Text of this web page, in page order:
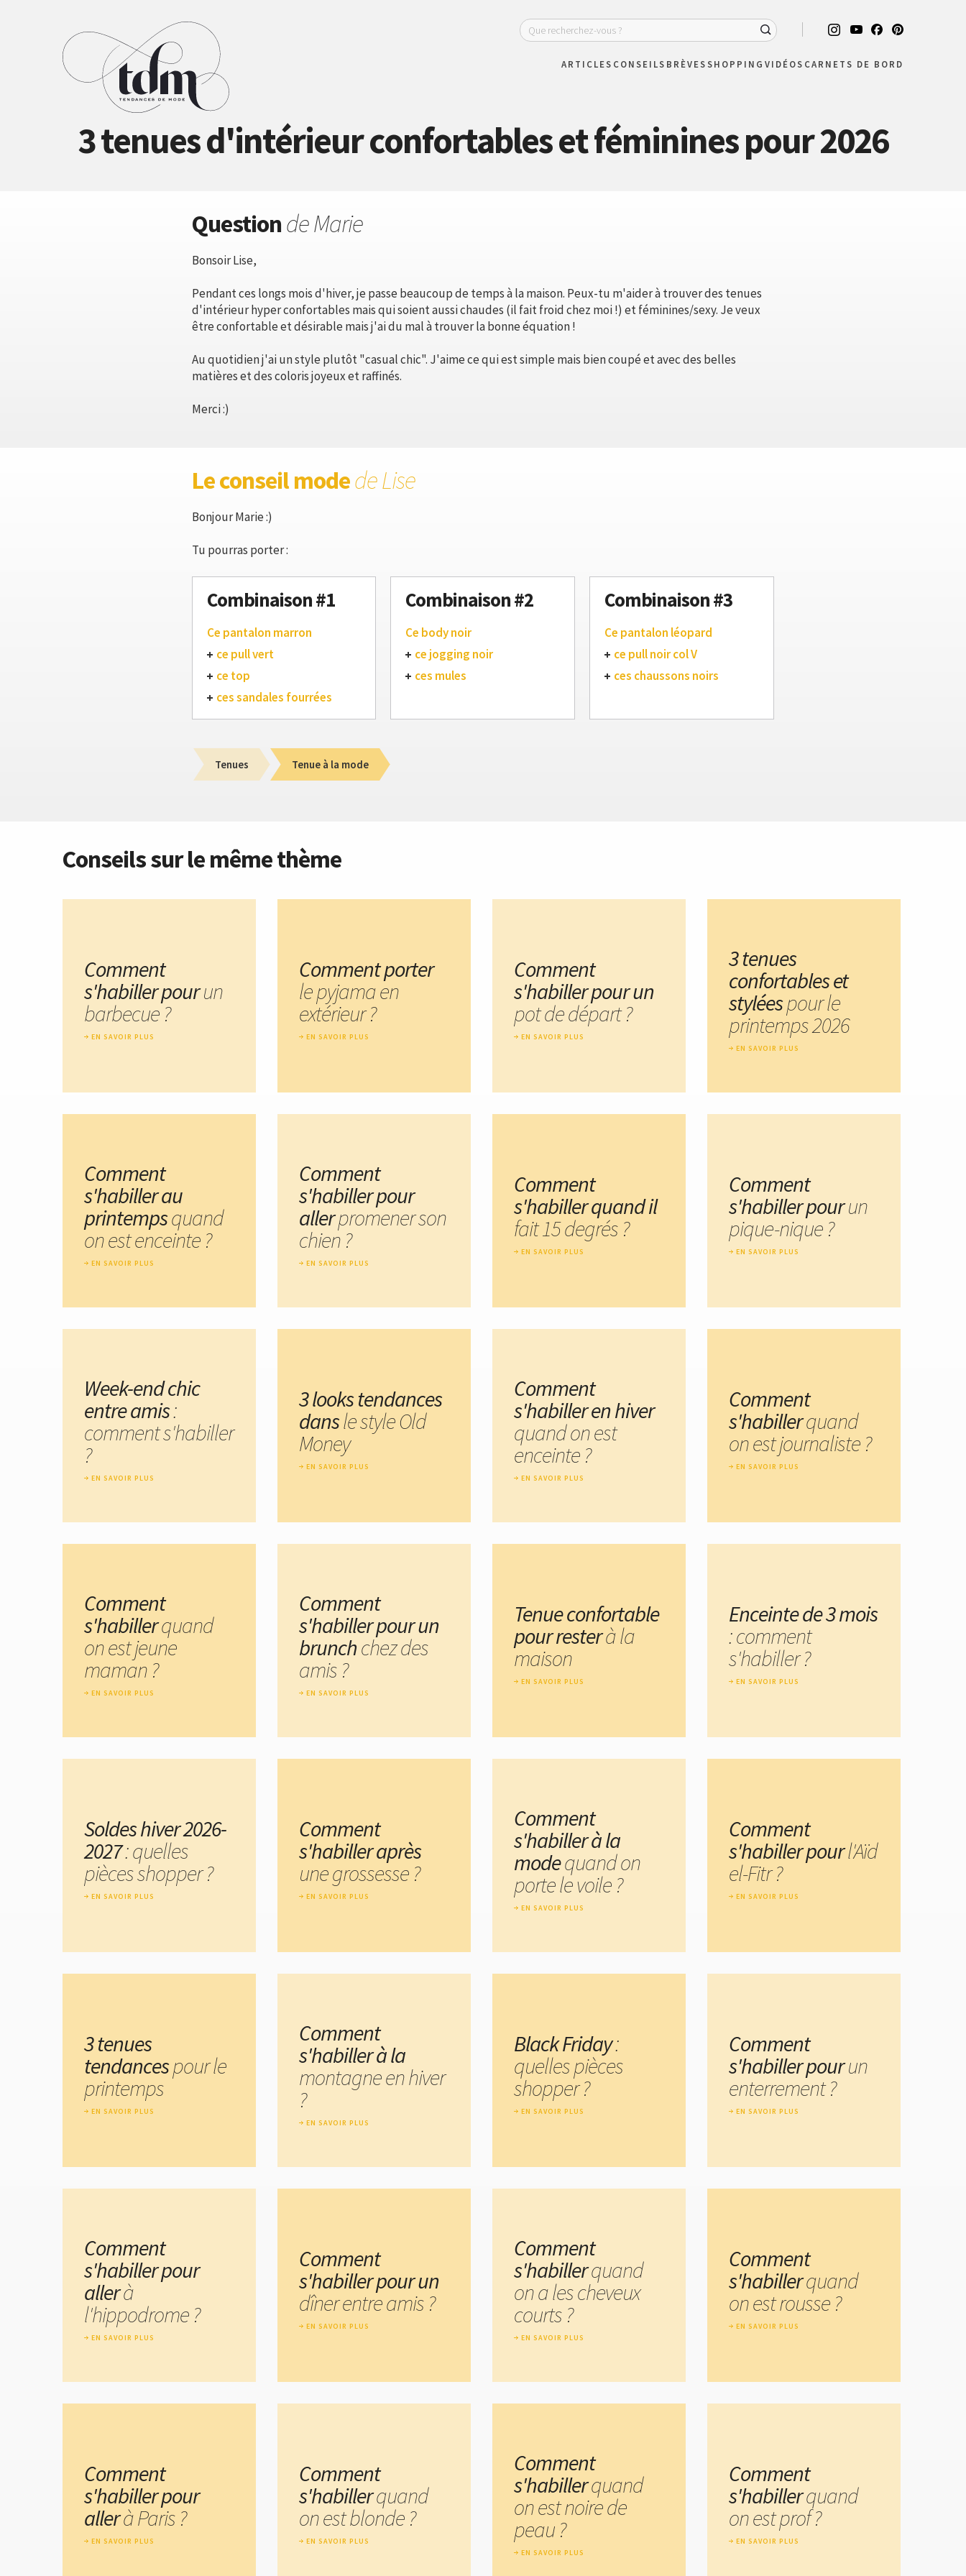
ARTICLES CONSEILS BRÈVESSHOPPING VIDÉOS CARNETS DE BORD
3 tenues d'intérieur confortables et féminines pour 2026
Questionde Marie
Bonsoir Lise,
Pendant ces longs mois d'hiver, je passe beaucoup de temps à la maison. Peux-tu m'aider à trouver des tenues
d'intérieur hyper confortables mais qui soient aussi chaudes (il fait froid chez moi !) et féminines/sexy. Je veux
être confortable et désirable mais j'ai du mal à trouver la bonne équation !
Au quotidien j'ai un style plutôt "casual chic". J'aime ce qui est simple mais bien coupé et avec des belles
matières et des coloris joyeux et raffinés.
Merci :)
Le conseil modede Lise
Bonjour Marie :)
Tu pourras porter :
Combinaison #1
Ce pantalon marron
ce pull vert
ce top
ces sandales fourrées
Combinaison #2
Ce body noir
ce jogging noir
ces mules
Combinaison #3
Ce pantalon léopard
ce pull noir col V
ces chaussons noirs
Tenues Tenue à la mode
Conseils sur le même thème
Comment
s'habiller pourun
barbecue ?
EN SAVOIR PLUS
Comment porter
le pyjama en
extérieur ?
EN SAVOIR PLUS
Comment
s'habiller pour un
pot de départ ?
EN SAVOIR PLUS
3 tenues
confortables et
styléespour le
printemps 2026
EN SAVOIR PLUS
Comment
s'habiller au
printempsquand
on est enceinte ?
EN SAVOIR PLUS
Comment
s'habiller pour
allerpromener son
chien ?
EN SAVOIR PLUS
Comment
s'habiller quand il
fait 15 degrés ?
EN SAVOIR PLUS
Comment
s'habiller pourun
pique-nique ?
EN SAVOIR PLUS
Week-end chic
entre amis:
comment s'habiller
?
EN SAVOIR PLUS
3 looks tendances
dansle style Old
Money
EN SAVOIR PLUS
Comment
s'habiller en hiver
quand on est
enceinte ?
EN SAVOIR PLUS
Comment
s'habillerquand
on est journaliste ?
EN SAVOIR PLUS
Comment
s'habillerquand
on est jeune
maman ?
EN SAVOIR PLUS
Comment
s'habiller pour un
brunchchez des
amis ?
EN SAVOIR PLUS
Tenue confortable
pour resterà la
maison
EN SAVOIR PLUS
Enceinte de 3 mois
: comment
s'habiller ?
EN SAVOIR PLUS
Soldes hiver 2026-
2027: quelles
pièces shopper ?
EN SAVOIR PLUS
Comment
s'habiller après
une grossesse ?
EN SAVOIR PLUS
Comment
s'habiller à la
modequand on
porte le voile ?
EN SAVOIR PLUS
Comment
s'habiller pourl'Aïd
el-Fitr ?
EN SAVOIR PLUS
3 tenues
tendancespour le
printemps
EN SAVOIR PLUS
Comment
s'habiller à la
montagne en hiver
?
EN SAVOIR PLUS
Black Friday:
quelles pièces
shopper ?
EN SAVOIR PLUS
Comment
s'habiller pourun
enterrement ?
EN SAVOIR PLUS
Comment
s'habiller pour
allerà
l'hippodrome ?
EN SAVOIR PLUS
Comment
s'habiller pour un
dîner entre amis ?
EN SAVOIR PLUS
Comment
s'habillerquand
on a les cheveux
courts ?
EN SAVOIR PLUS
Comment
s'habillerquand
on est rousse ?
EN SAVOIR PLUS
Comment
s'habiller pour
allerà Paris ?
EN SAVOIR PLUS
Comment
s'habillerquand
on est blonde ?
EN SAVOIR PLUS
Comment
s'habillerquand
on est noire de
peau ?
EN SAVOIR PLUS
Comment
s'habillerquand
on est prof ?
EN SAVOIR PLUS